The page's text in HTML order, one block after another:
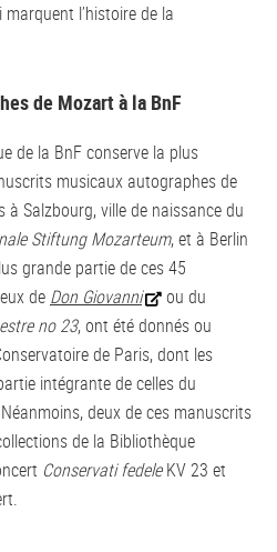
l’histoire de la
de Mozart à la BnF
de la BnF conserve la plus
musicaux autographes de
à Salzbourg, ville de naissance du
Stiftung Mozarteum, et à Berlin
grande partie de ces 45
de Don Giovanni
ou du
no 23, ont été donnés ou
de Paris, dont les
intégrante de celles du
deux de ces manuscrits
de la Bibliothèque
Conservati fedeleKV 23 et